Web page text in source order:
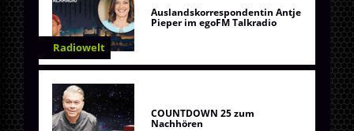
Radiowelt
Auslandskorrespondentin Antje
Pieper im egoFM Talkradio
COUNTDOWN 25 zum
Nachhören